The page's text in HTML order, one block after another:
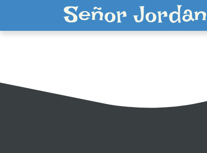
Señor Jordan